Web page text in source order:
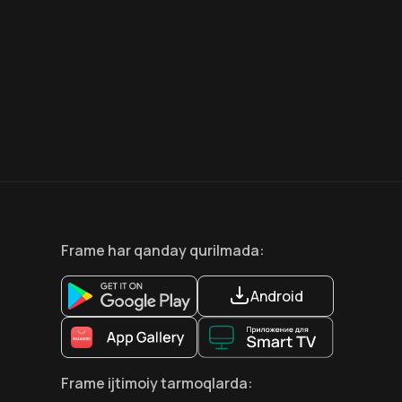
Frame har qanday qurilmada:
Android
Frame ijtimoiy tarmoqlarda: